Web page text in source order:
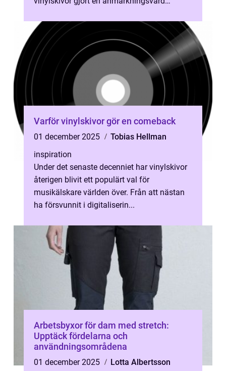
Varför vinylskivor gör en comeback
01 december 2025
Tobias Hellman
inspiration
Under det senaste decenniet har vinylskivor
återigen blivit ett populärt val för
musikälskare världen över. Från att nästan
ha försvunnit i digitaliserin...
Arbetsbyxor för dam med stretch:
Upptäck fördelarna och
användningsområdena
01 december 2025
Lotta Albertsson